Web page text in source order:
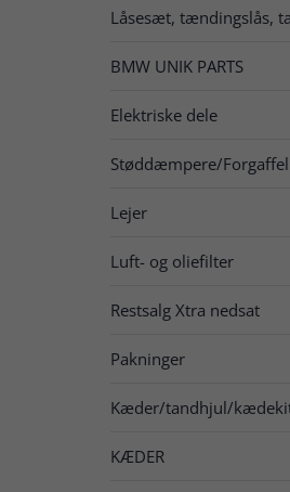
Låsesæt, tændingslås,
BMW UNIK PARTS
Elektriske dele
Støddæmpere/Forgaffel
Lejer
Luft- og oliefilter
Restsalg Xtra nedsat
Pakninger
Kæder/tandhjul/
KÆDER